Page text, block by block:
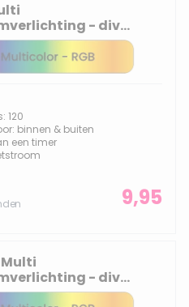
- div
- 120 lampjes
120
binnen & buiten
een timer
9,95
Multi
- div
- 180 lampjes